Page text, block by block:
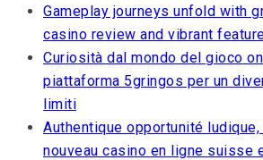
Gameplay journeys unfold with
casino review and vibrant
Curiosità dal mondo del gioco
piattaforma 5gringos per un
limiti
Authentique opportunité
nouveau casino en ligne suisse